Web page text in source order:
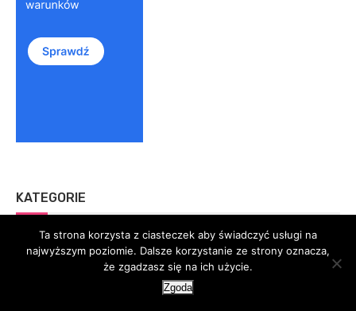
KATEGORIE
Biznes
Ta strona korzysta z ciasteczek aby świadczyć usługi na
najwyższym poziomie. Dalsze korzystanie ze strony oznacza,
że zgadzasz się na ich użycie.
Zgoda